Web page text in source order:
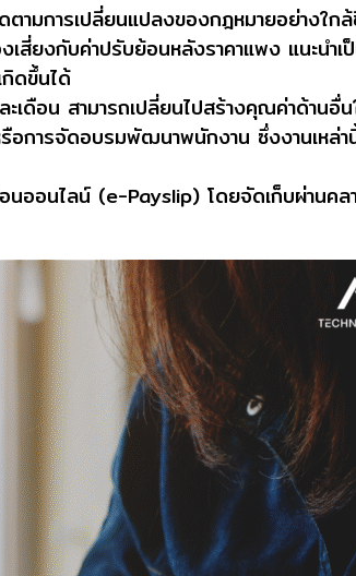
มการเปลี่ยนแปลงของกฎหมายอย่างใก
งกับค่าปรับย้อนหลังราคาแพง แนะนำเป็
ดขึ้นได้
ะเดือน สามารถเปลี่ยนไปสร้างคุณค่าด้านอื่
การจัดอบรมพัฒนาพนักงาน ซึ่งงานเหล่
นออนไลน์ (e-Payslip) โดยจัดเก็บผ่านค